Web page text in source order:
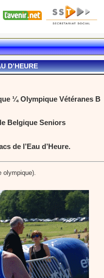
D’HEURE
¼ Olympique Vétéranes B
Belgique Seniors
de l’Eau d’Heure.